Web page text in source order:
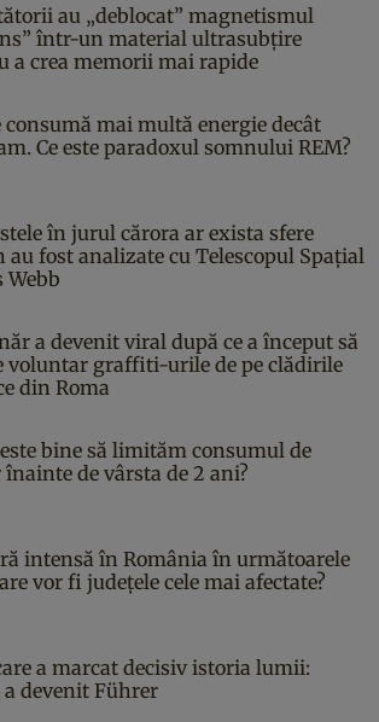
au „deblocat” magnetismul
într-un material ultrasubțire
a crea memorii mai rapide
consumă mai multă energie decât
Ce este paradoxul somnului REM?
în jurul cărora ar exista sfere
au fost analizate cu Telescopul Spațial
Webb
a devenit viral după ce a început să
voluntar graffiti-urile de pe clădirile
din Roma
este bine să limităm consumul de
înainte de vârsta de 2 ani?
intensă în România în următoarele
vor fi județele cele mai afectate?
a marcat decisiv istoria lumii:
devenit Führer